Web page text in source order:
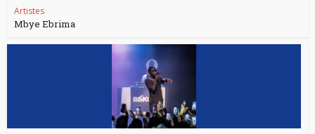
Artistes
Mbye Ebrima